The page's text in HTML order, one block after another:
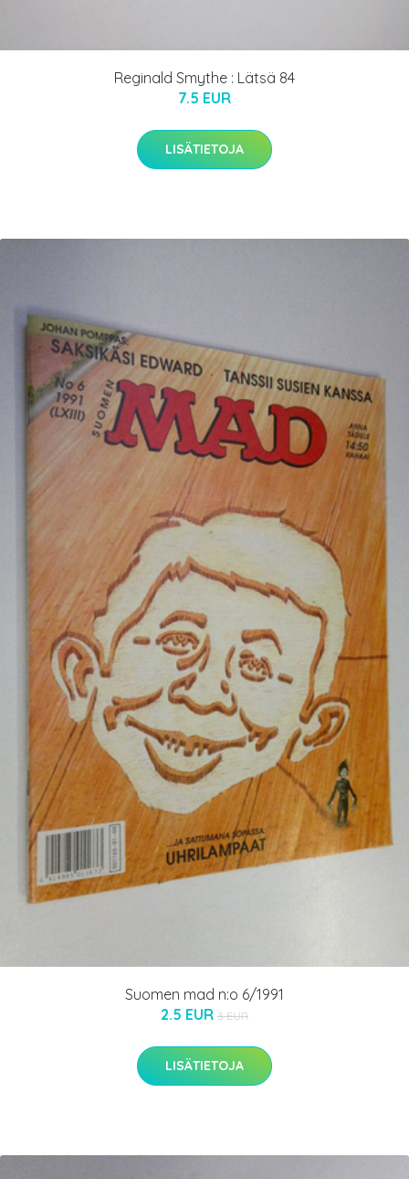
Reginald Smythe : Lätsä 84
7.5 EUR
LISÄTIETOJA
Suomen mad n:o 6/1991
2.5 EUR 3 EUR
LISÄTIETOJA